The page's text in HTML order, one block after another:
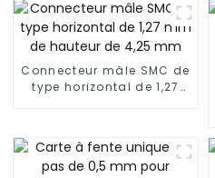
Connecteur mâle SMC de
type horizontal de 1,27